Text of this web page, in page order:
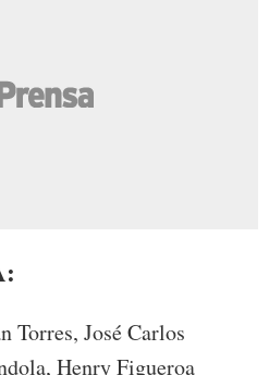
Torres, José Carlos
Henry Figueroa